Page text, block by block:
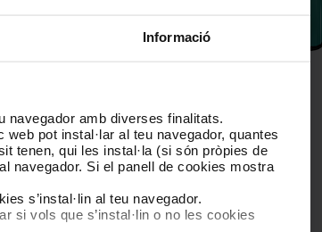
Informació
navegador amb diverses finalitats.
web pot instal·lar al teu navegador, quantes
tenen, qui les instal·la (si són pròpies de
navegador. Si el panell de cookies mostra
s’instal·lin al teu navegador.
si vols que s’instal·lin o no les cookies
menors d'edat
que necessites perdonar d'alta un
a càrrectant online com de forma